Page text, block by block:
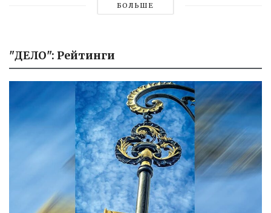
БОЛЬШЕ
"ДЕЛО": Рейтинги